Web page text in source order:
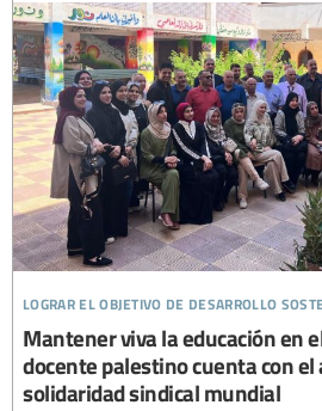
lograr el objetivo de desarrollo
Mantener viva la educación en
docente palestino cuenta con el
solidaridad sindical mundial